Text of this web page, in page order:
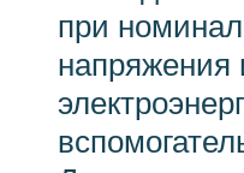
при
напряжения